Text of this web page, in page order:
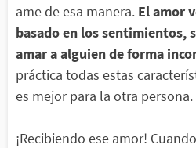
ame de esa manera. El amor
basado en los sentimientos,
amar a alguien de forma
práctica todas estas
es mejor para la otra
¡Recibiendo ese amor!